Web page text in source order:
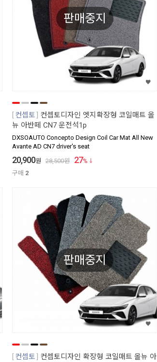
판매중지
컨셉토
컨셉토디자인 엣지확장형 코일매트 올
뉴 아반떼 CN7 운전석1p
DXSOAUTO Concepto Design Coil Car Mat All New
Avante AD CN7 driver's seat
20,900원 28,500원 27%
구매 2
판매중지
컨셉토
컨셉토디자인 확장형 코일매트 올뉴 아